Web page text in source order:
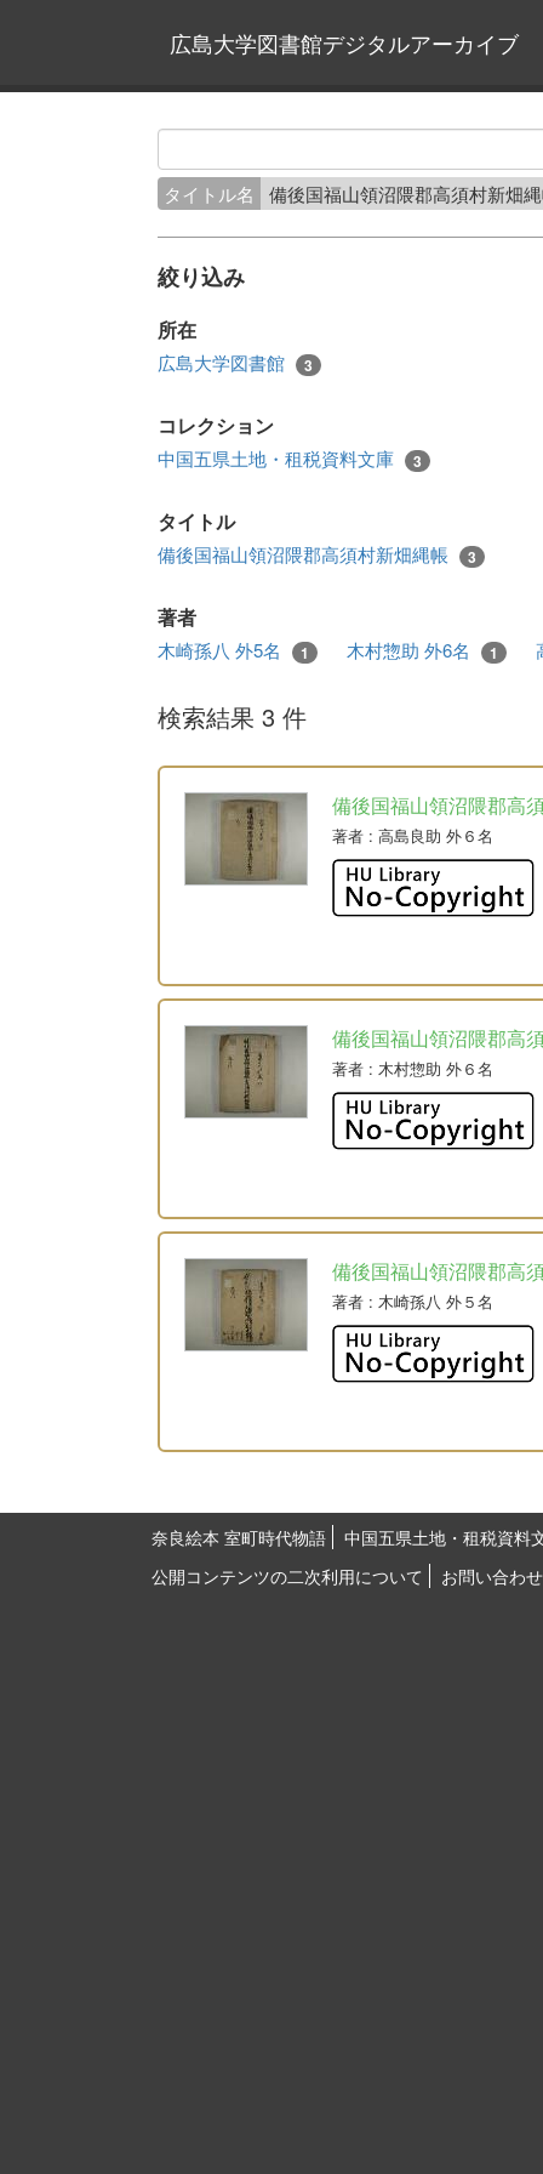
広島大学図書館デジタルアーカイブ
タイトル名 備後国福山領沼隈郡高須村新畑
絞り込み
所在
広島大学図書館 3
コレクション
中国五県土地・租税資料文庫 3
タイトル
備後国福山領沼隈郡高須村新畑縄帳 3
著者
木崎孫八 外5名 1 木村惣助 外6名 1
検索結果 3 件
備後国福山領沼隈郡高
著者 : 高島良助 外６名
備後国福山領沼隈郡高
著者 : 木村惣助 外６名
備後国福山領沼隈郡高
著者 : 木崎孫八 外５名
奈良絵本 室町時代物語
中国五県土地・租税資料
公開コンテンツの二次利用について
お問い合わせ